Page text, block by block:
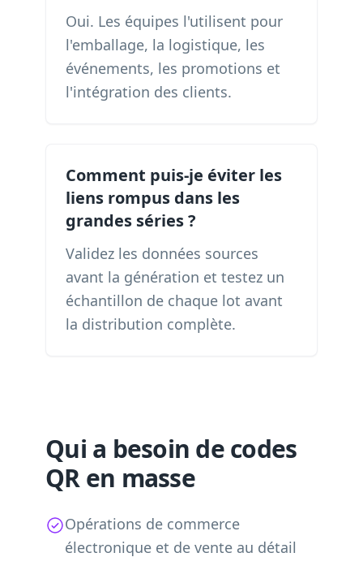
Oui. Les équipes l'utilisent pour
l'emballage, la logistique, les
événements, les promotions et
l'intégration des clients.
Comment puis-je éviter les
liens rompus dans les
grandes séries ?
Validez les données sources
avant la génération et testez un
échantillon de chaque lot avant
la distribution complète.
Qui a besoin de codes
QR en masse
Opérations de commerce
électronique et de vente au détail